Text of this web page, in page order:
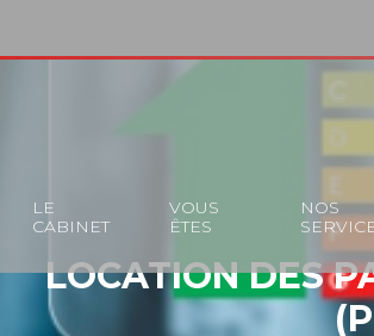
Principal
LE
CABINET
VOUS
ÊTES
NOS
LOCATION DES